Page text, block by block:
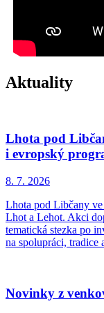
Aktuality
Lhota pod
i evropský
8. 7. 2026
Lhota pod Libčany ve
Lhot a Lehot. Akci
tematická stezka po
na spolupráci, tradice
Novinky z